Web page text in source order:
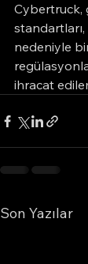
Cybertruck,
standartları,
nedeniyle
ihracat
Son Yazılar